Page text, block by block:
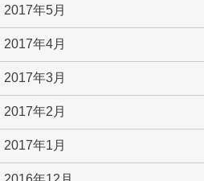
2017年5月
2017年4月
2017年3月
2017年2月
2017年1月